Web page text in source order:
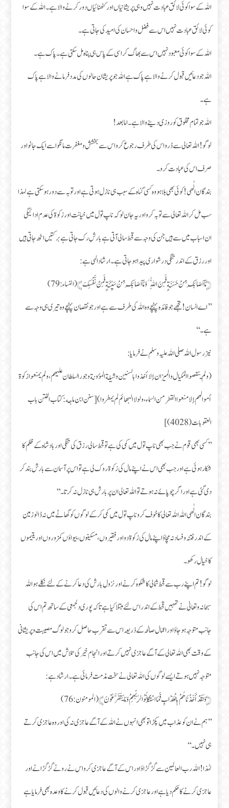
اللہ کے سوا کوئی لائق عبادت نہیں وہی پریشانیاں اور کٹھنائیاں دور کرنے والا ہے۔ اللہ کے سوا
کوئی لائق عبادت نہیں اس سے فضل و احسان کی امید کی جاتی ہے۔
اللہ کے سوا کوئی معبود نہیں اس سے بھاگ کر اسی کے پاس ہی پناہ مل سکتی ہے۔ پاک ہے۔
اللہ جو دعائیں قبول کرنے والا ہے پاک ہے اللہ جو پریشان حالوں کی مدد فرمانے والا ہے پاک
ہے۔
اللہ جو تمام مخلوق کو روزی دینے والا ہے۔ اما بعد!
لوگو! اللہ تعالی سے ڈرو اس کی طرف رجوع کرو اس سے بخشش و مغفرت مانگو اسے ایک جانو اور
صرف اس کی عبادت کرو۔
بندگان الٰهی! کوئی بھی بلا ہو وہ کسی گناہ کے سبب ہی نازل ہوتی ہے اور تو بہ سے دور ہو سکتی ہے لہذا
سب مل کر اللہ تعالی سے تو بہ کرو اور یہ جان لو کہ ناپ تول میں خیانت اور زکوۃ کی عدم ادائیگی
ان اسباب میں سے ہیں جن کی وجہ سے قحط سالی آتی ہے بارش رک جاتی ہے برکتیں اٹھ جاتی ہیں
اور رزق کے اندر تنگی در شواری پیدا ہو جاتی ہے۔ ارشاد الہی ہے:
﴿مَاۤ اَصَابَكَ مِنْ حَسَنَةٍ فَمِنَ اللّٰهِ ؗ وَ مَاۤ اَصَابَكَ مِنْ سَیِّئَةٍ فَمِنْ نَّفْسِكَ﴾ (النساء: 79)
’’اے انسان! تجھے جو فائدہ پہنچے وہ اللہ کی طرف سے ہے اور جو نقصان پہنچے وہ تیری ہی وجہ سے
ہے۔‘‘
نیز رسول اللہ صلی اللہ علیہ وسلم نے فرمایا:
(ولم ينقصوا المكيال والميزان إلا أخذوا بالسنين وشيلة المؤونة وجور السلطان عليهم، ولم يمنعوا زكوة
أموالهم إلا منعوا القطر من السماء، ولو لا البهائم لم يمطروا) [سنن ابن ماجه: کتاب الفتن باب
العقوبات (4028)]
’’کسی بھی قوم نے جب بھی ناپ تول میں کمی کی ہے تو قحط سالی رزق کی تنگی اور بادشاہ کے ظلم کا
شکار ہوئی ہے اور جب بھی اس نے اپنے مال کی زکوۃ روک لی ہے تو اس پر آسمان سے بارش بند کر
دی گئی ہے اور اگر چوپائے نہ ہوتے تو اللہ تعالی ان پر بارش ہی نازل نہ کرتا۔‘‘
بندگان الٰهی اللہ اللہ تعالی کا خوف کرو ناپ تول میں کمی کر کے لوگوں کو گھاٹے میں نہ ڈالو زمین
کے اندر فتنہ و فساد نہ مچاؤ اپنے مال کی زکوۃ دو اور فقیروں، مسکینوں، بیواؤں کمزوروں اور یتیموں
کا خیال رکھو۔
لوگو! تم اپنے رب سے قحط شمالی کا شکوہ کرنے اور نزول بارش کی دعا کرنے کے لئے نکلے ہو اللہ
سبحانہ و تعالیٰ نے تمہیں قحط کے اندر اس لئے مبتلا کیا ہے تاکہ پوری دلجمعی کے ساتھ تم اس کی
جانب متوجہ ہو جاؤ اور اعمال صالحہ کے ذریعہ اس سے تقرب حاصل کرو جو لوگ مصیبت و پریشانی
کے وقت بھی اللہ تعالی کے آگے عاجزی نہیں کرتے اور انجام خیر کی تلاش میں اس کی جانب
متوجہ نہیں ہوتے ایسے لوگوں کی اللہ تعالی نے سخت مذمت فرمائی ہے۔ ارشاد ہے:
﴿وَلَقَدْ أَخَذْنَاهُمْ بِالْعَذَابِ فَمَا اسْتَكَانُوْا لِرَبِّهِمْ وَمَا يَتَضَرَّعُوْنَ﴾ (المومنون: 76)
’’ہم نے ان کو عذاب میں پکڑا تو بھی انہوں نے اللہ کے آگے عاجزی نہ کی اور وہ عاجزی کرتے
ہی نہیں۔‘‘
لہٰذا! اللہ رب العالمین سے گڑ گڑاؤ اور اس کے آگے عاجزی کرو اس نے رونے گڑ گڑانے اور
عاجزی کرنے کا حکم دیا ہے اور عاجزی کرنے والوں کی دعائیں قبول کرنے کا وعدہ بھی فرمایا ہے